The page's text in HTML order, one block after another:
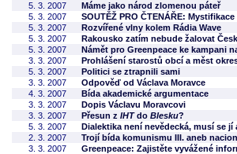
5. 3. 2007
Máme jako národ zlomenou páteř
5. 3. 2007
SOUTĚŽ PRO ČTENÁŘE:
5. 3. 2007
Rozvířené vlny kolem Rádia Wave
5. 3. 2007
Rakousko zatím nebude žalovat
5. 3. 2007
Námět pro Greenpeace ke kampani
3. 3. 2007
Prohlášení starostů obcí a měst
5. 3. 2007
Politici se ztrapnili sami
3. 3. 2007
Odpověď od Václava Moravce
4. 3. 2007
Bída akademické argumentace
3. 3. 2007
Dopis Václavu Moravcovi
3. 3. 2007
Přesun z IHTdo Blesku?
5. 3. 2007
Dialektika není nevědecká, musí se jí
2. 3. 2007
Trojí bída komunismu III. aneb
3. 3. 2007
Greenpeace: Zajistěte vyvážené